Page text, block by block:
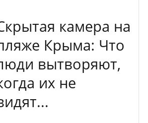
камера на
Крыма: Что
вытворяют,
их не